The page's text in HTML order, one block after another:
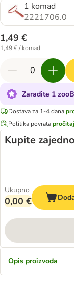
1 komad
2221706.0
1,49 €
1,49 € / komad
Zaradite 1
Dostava za 1-4 dana
Politika povrata
Kupite
Ukupno
0,00 €
Opis proizvoda